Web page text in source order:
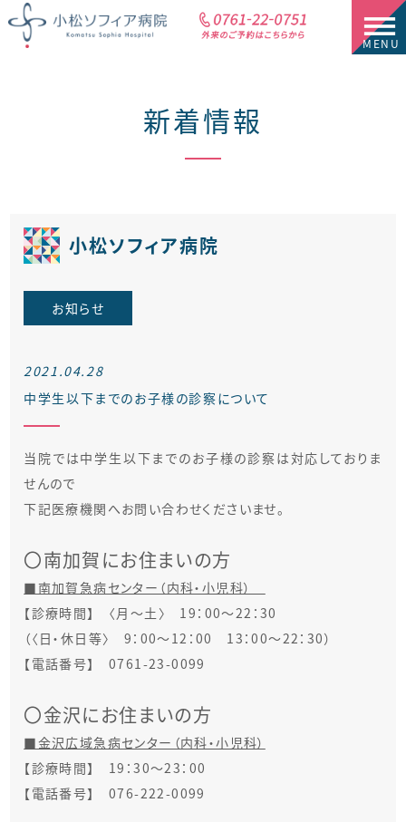
新着情報
小松ソフィア病院
お知らせ
2021.04.28
中学生以下までのお子様の診察について
当院では中学生以下までのお子様の診察は対応しておりま
せんので
下記医療機関へお問い合わせくださいませ。
〇南加賀にお住まいの方
■南加賀急病センター（内科・小児科）
【診療時間】 〈月～土〉 19：00～22：30
（〈日・休日等〉 9：00～12：00 13：00～22：30）
【電話番号】 0761-23-0099
〇金沢にお住まいの方
■金沢広域急病センター（内科・小児科）
【診療時間】 19：30～23：00
【電話番号】 076-222-0099